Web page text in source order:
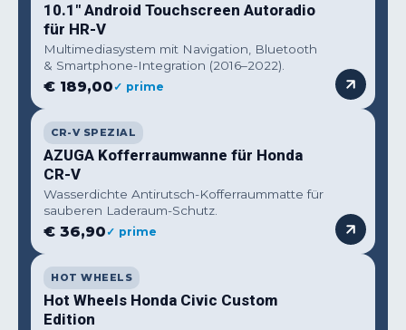
10.1" Android Touchscreen Autoradio
für HR-V
Multimediasystem mit Navigation, Bluetooth
& Smartphone-Integration (2016–2022).
€ 189,00✓ prime
CR-V SPEZIAL
AZUGA Kofferraumwanne für Honda
CR-V
Wasserdichte Antirutsch-Kofferraummatte für
sauberen Laderaum-Schutz.
€ 36,90✓ prime
HOT WHEELS
Hot Wheels Honda Civic Custom
Edition